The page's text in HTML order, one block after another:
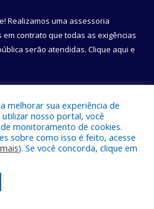
Realizamos uma assessoria
contrato que todas as exigências
serão atendidas. Clique aqui e
a Câmara Municipal de Belém.
Administrativa
melhorar sua experiência de
nosso portal, você
monitoramento de cookies.
sobre como isso é feito, acesse
). Se você concorda, clique em